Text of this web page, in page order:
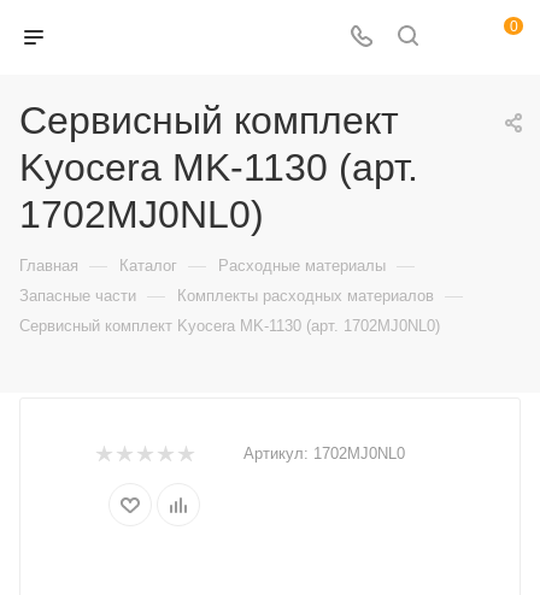
0
Сервисный комплект
Kyocera MK-1130 (арт.
1702MJ0NL0)
Главная — Каталог — Расходные материалы —
Запасные части — Комплекты расходных материалов —
Сервисный комплект Kyocera MK-1130 (арт. 1702MJ0NL0)
Артикул: 1702MJ0NL0